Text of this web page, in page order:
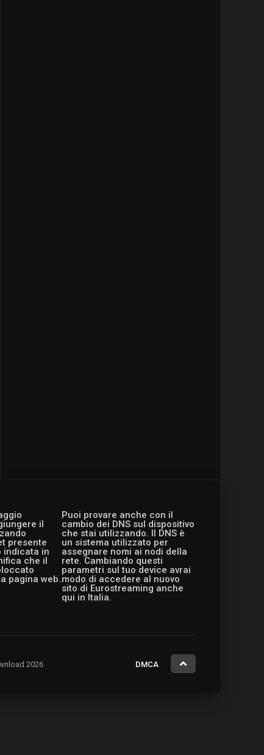
il
presente
indicata in
che il
pagina web.
Puoi provare anche con il
cambio dei DNS sul dispositivo
che stai utilizzando. Il DNS è
un sistema utilizzato per
assegnare nomi ai nodi della
rete. Cambiando questi
parametri sul tuo device avrai
modo di accedere al nuovo
sito di Eurostreaming anche
qui in Italia.
2026 DMCA